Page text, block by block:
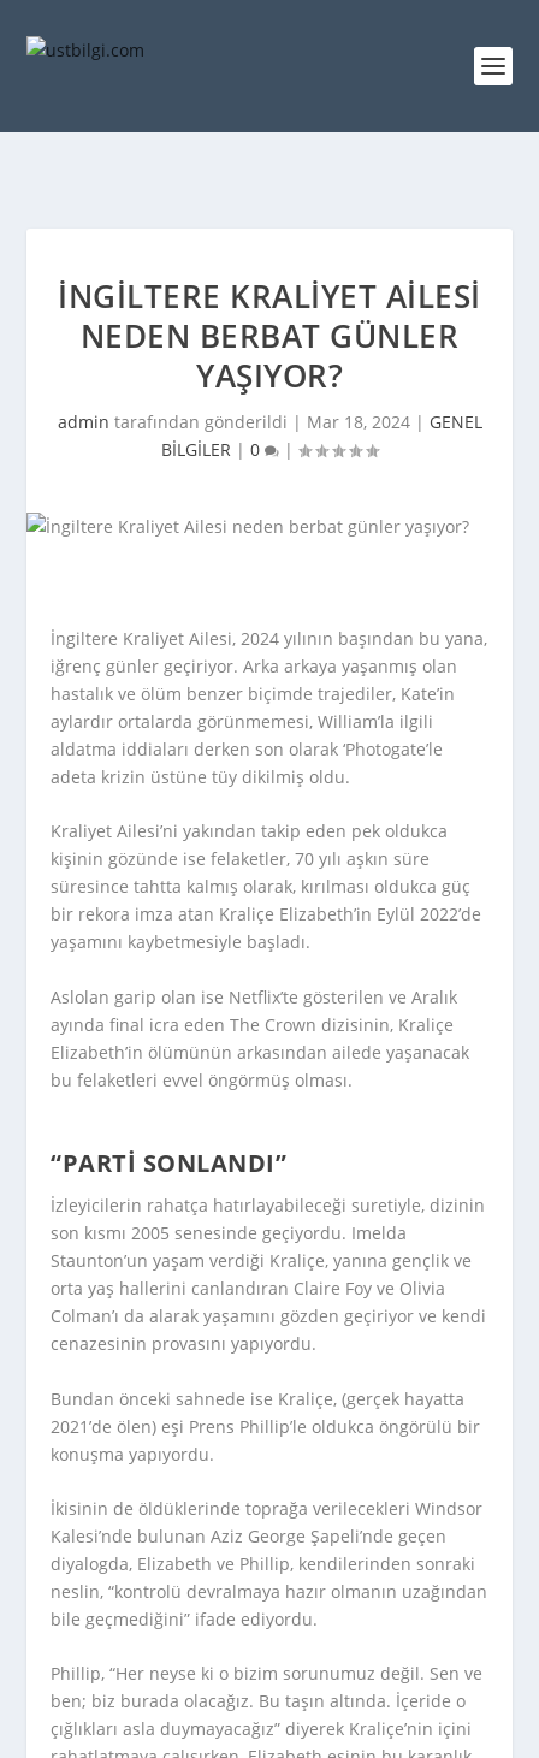
İNGILTERE KRALIYET AILESI
NEDEN BERBAT GÜNLER
YAŞIYOR?
admin tarafından gönderildi | Mar 18, 2024| GENEL
BİLGİLER | 0 |
İngiltere Kraliyet Ailesi, 2024 yılının başından bu yana,
iğrenç günler geçiriyor. Arka arkaya yaşanmış olan
hastalık ve ölüm benzer biçimde trajediler, Kate’in
aylardır ortalarda görünmemesi, William’la ilgili
aldatma iddiaları derken son olarak ‘Photogate’le
adeta krizin üstüne tüy dikilmiş oldu.
Kraliyet Ailesi’ni yakından takip eden pek oldukca
kişinin gözünde ise felaketler, 70 yılı aşkın süre
süresince tahtta kalmış olarak, kırılması oldukca güç
bir rekora imza atan Kraliçe Elizabeth’in Eylül 2022’de
yaşamını kaybetmesiyle başladı.
Aslolan garip olan ise Netflix’te gösterilen ve Aralık
ayında final icra edenThe Crown dizisinin, Kraliçe
Elizabeth’in ölümünün arkasından ailede yaşanacak
bu felaketleri evvel öngörmüş olması.
“PARTI SONLANDI”
İzleyicilerin rahatça hatırlayabileceği suretiyle, dizinin
son kısmı 2005 senesinde geçiyordu. Imelda
Staunton’un yaşam verdiği Kraliçe, yanına gençlik ve
orta yaş hallerini canlandıran Claire Foy ve Olivia
Colman’ı da alarak yaşamını gözden geçiriyor ve kendi
cenazesinin provasını yapıyordu.
Bundan önceki sahnede ise Kraliçe, (gerçek hayatta
2021’de ölen) eşi Prens Phillip’le oldukca öngörülü bir
konuşma yapıyordu.
İkisinin de öldüklerinde toprağa verilecekleri Windsor
Kalesi’nde bulunan Aziz George Şapeli’nde geçen
diyalogda, Elizabeth ve Phillip, kendilerinden sonraki
neslin, “kontrolü devralmaya hazır olmanın uzağından
bile geçmediğini” ifade ediyordu.
Phillip, “Her neyse ki o bizim sorunumuz değil. Sen ve
ben; biz burada olacağız. Bu taşın altında. İçeride o
çığlıkları asla duymayacağız” diyerek Kraliçe’nin içini